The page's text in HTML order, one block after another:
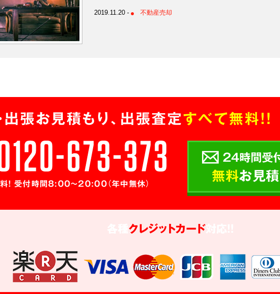
2019.11.20 不動産売却
出張お見積もり、出張査定すべて無料!!
! 受付時間8:00～20:00（年中無休）
24時間受
無料お見
クレジットカード対応!!